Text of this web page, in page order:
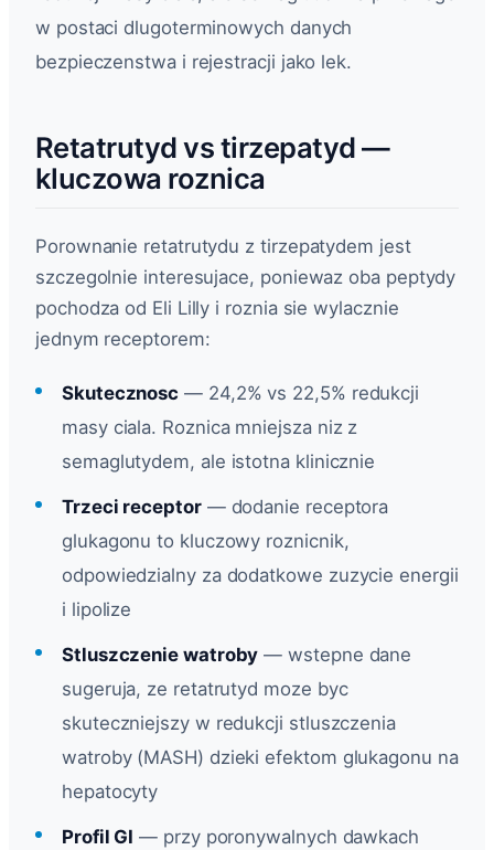
w postaci dlugoterminowych danych
bezpieczenstwa i rejestracji jako lek.
Retatrutyd vs tirzepatyd —
kluczowa roznica
Porownanie retatrutydu z tirzepatydem jest
szczegolnie interesujace, poniewaz oba peptydy
pochodza od Eli Lilly i roznia sie wylacznie
jednym receptorem:
Skutecznosc — 24,2% vs 22,5% redukcji
masy ciala. Roznica mniejsza niz z
semaglutydem, ale istotna klinicznie
Trzeci receptor— dodanie receptora
glukagonu to kluczowy roznicnik,
odpowiedzialny za dodatkowe zuzycie energii
i lipolize
Stluszczenie watroby — wstepne dane
sugeruja, ze retatrutyd moze byc
skuteczniejszy w redukcji stluszczenia
watroby (MASH) dzieki efektom glukagonu na
hepatocyty
Profil GI — przy poronywalnych dawkach